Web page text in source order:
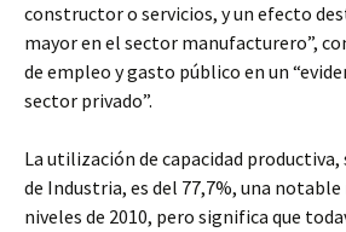
constructor o servicios, y un efecto
mayor en el sector manufacturero”,
de empleo y gasto público en un
sector privado”.
La utilización de capacidad
de Industria, es del 77,7%, una
niveles de 2010, pero significa que